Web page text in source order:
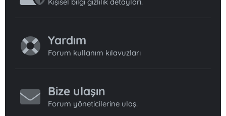
Yardım
Forum kullanım kılavuzları
Bize ulaşın
Forum yöneticilerine ulaş.